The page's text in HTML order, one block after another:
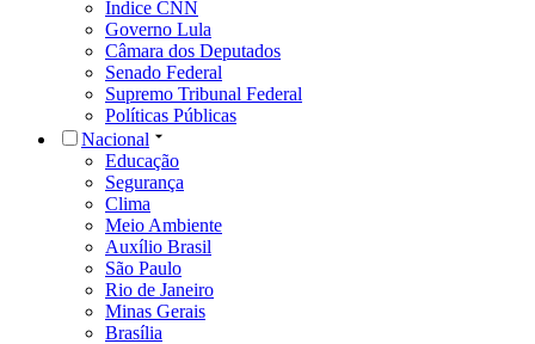
Índice CNN
Governo Lula
Câmara dos Deputados
Senado Federal
Supremo Tribunal Federal
Políticas Públicas
Nacional
Educação
Segurança
Clima
Meio Ambiente
Auxílio Brasil
São Paulo
Rio de Janeiro
Minas Gerais
Brasília